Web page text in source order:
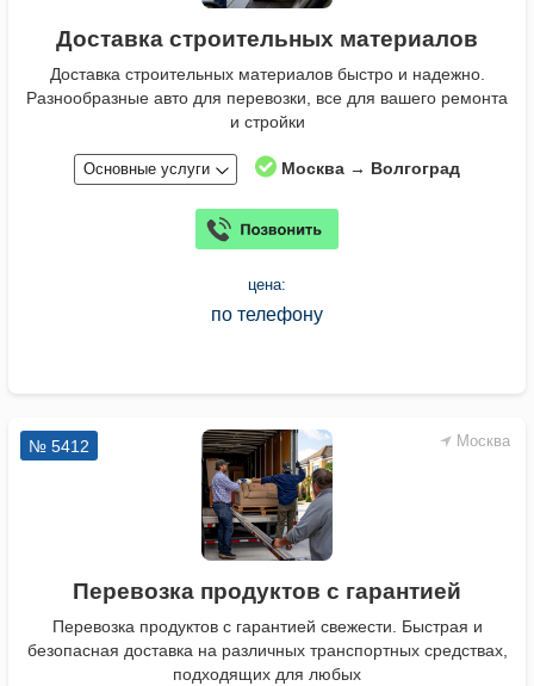
Доставка строительных материалов
Доставка строительных материалов быстро и надежно.
Разнообразные авто для перевозки, все для вашего ремонта
и стройки
Основные услуги Москва → Волгоград
цена:
по телефону
Москва
№ 5412
Перевозка продуктов с гарантией
Перевозка продуктов с гарантией свежести. Быстрая и
безопасная доставка на различных транспортных средствах,
подходящих для любых